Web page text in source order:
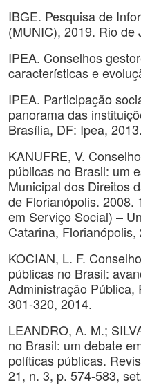
IBGE. Pesquisa de
(MUNIC), 2019. Rio de
IPEA. Conselhos
características e
IPEA. Participação
panorama das
Brasília, DF: Ipea, 2013.
KANUFRE, V.
públicas no Brasil: um
Municipal dos Direitos
de Florianópolis. 2008.
em Serviço Social) –
Catarina, Florianópolis,
KOCIAN, L. F.
públicas no Brasil:
Administração Pública,
301-320, 2014.
LEANDRO, A. M.;
no Brasil: um debate
políticas públicas.
21, n. 3, p. 574-583,